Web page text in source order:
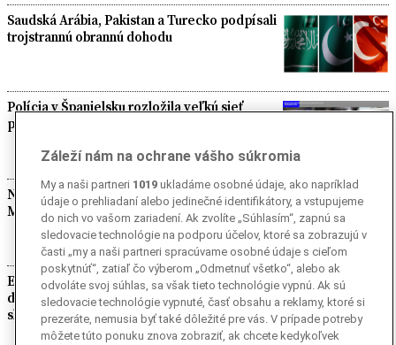
Saudská Arábia, Pakistan a Turecko podpísali
trojstrannú obrannú dohodu
Polícia v Španielsku rozložila veľkú sieť
pašerákov migrantov v Stredozemnom mori
Návrh na dočasné vypnutie siete X pobúril
Muska, zaútočil na Tondelierovú
Európska komisia varuje pred šírením
dezertifikácie. Riziko sa približuje aj k
slovenským hraniciam
Záleží nám na ochrane vášho súkromia
My a naši partneri 1019 ukladáme osobné údaje, ako napríklad
údaje o prehliadaní alebo jedinečné identifikátory, a vstupujeme
do nich vo vašom zariadení. Ak zvolíte „Súhlasím“, zapnú sa
sledovacie technológie na podporu účelov, ktoré sa zobrazujú v
časti „my a naši partneri spracúvame osobné údaje s cieľom
poskytnúť“, zatiaľ čo výberom „Odmetnuť všetko“, alebo ak
odvoláte svoj súhlas, sa však tieto technológie vypnú. Ak sú
sledovacie technológie vypnuté, časť obsahu a reklamy, ktoré si
prezeráte, nemusia byť také dôležité pre vás. V prípade potreby
môžete túto ponuku znova zobraziť, ak chcete kedykoľvek